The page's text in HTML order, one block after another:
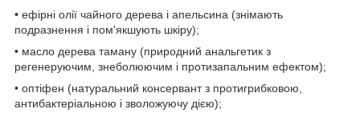
• ефірні олії чайного дерева і апельсина (знімають
подразнення і пом'якшують шкіру);
• масло дерева таману (природний анальгетик з
регенеруючим, знеболюючим і протизапальним ефектом);
• оптіфен (натуральний консервант з протигрибковою,
антибактеріальною і зволожуючу дією);